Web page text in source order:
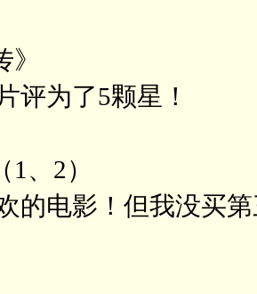
评为了5颗星！
、2）
的电影！但我没买